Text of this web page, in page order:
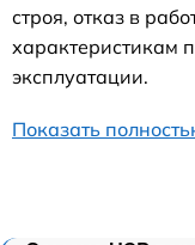
строя, отказ в
характеристикам
эксплуатации.
Показать